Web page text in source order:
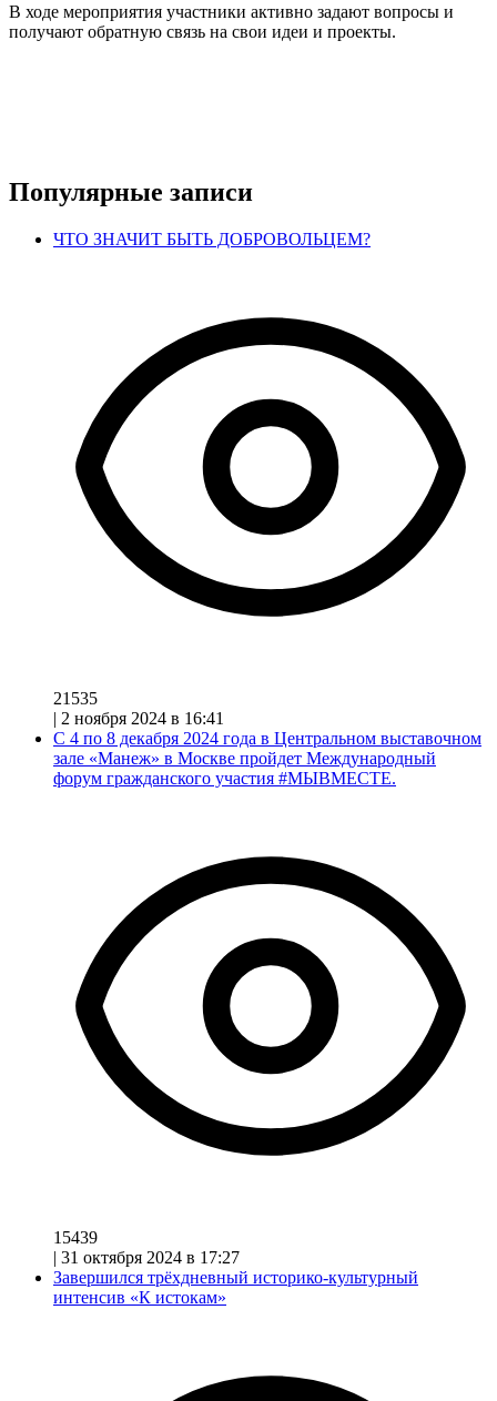
В ходе мероприятия участники активно задают вопросы и
получают обратную связь на свои идеи и проекты.
Популярные записи
ЧТО ЗНАЧИТ БЫТЬ ДОБРОВОЛЬЦЕМ?
21535
| 2 ноября 2024 в 16:41
С 4 по 8 декабря 2024 года в Центральном выставочном
зале «Манеж» в Москве пройдет Международный
форум гражданского участия #МЫВМЕСТЕ.
15439
| 31 октября 2024 в 17:27
Завершился трёхдневный историко-культурный
интенсив «К истокам»